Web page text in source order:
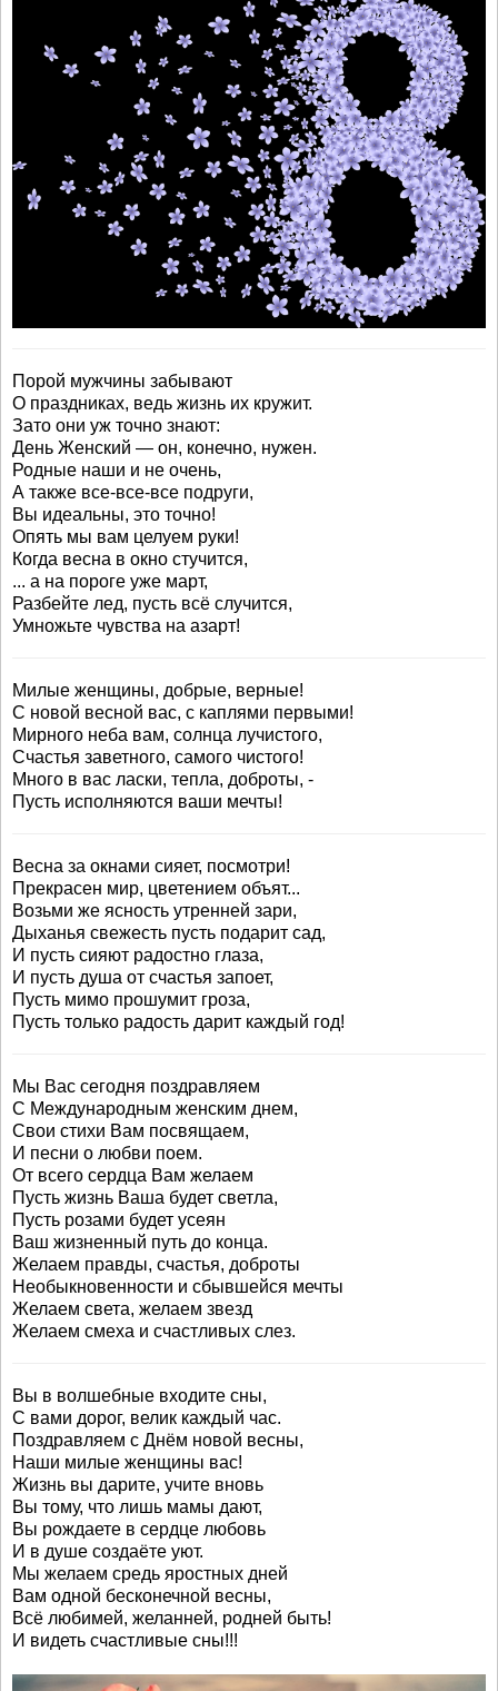
Порой мужчины забывают
О праздниках, ведь жизнь их кружит.
Зато они уж точно знают:
День Женский — он, конечно, нужен.
Родные наши и не очень,
А также все-все-все подруги,
Вы идеальны, это точно!
Опять мы вам целуем руки!
Когда весна в окно стучится,
... а на пороге уже март,
Разбейте лед, пусть всё случится,
Умножьте чувства на азарт!
Милые женщины, добрые, верные!
С новой весной вас, с каплями первыми!
Мирного неба вам, солнца лучистого,
Счастья заветного, самого чистого!
Много в вас ласки, тепла, доброты, -
Пусть исполняются ваши мечты!
Весна за окнами сияет, посмотри!
Прекрасен мир, цветением объят...
Возьми же ясность утренней зари,
Дыханья свежесть пусть подарит сад,
И пусть сияют радостно глаза,
И пусть душа от счастья запоет,
Пусть мимо прошумит гроза,
Пусть только радость дарит каждый год!
Мы Вас сегодня поздравляем
С Международным женским днем,
Свои стихи Вам посвящаем,
И песни о любви поем.
От всего сердца Вам желаем
Пусть жизнь Ваша будет светла,
Пусть розами будет усеян
Ваш жизненный путь до конца.
Желаем правды, счастья, доброты
Необыкновенности и сбывшейся мечты
Желаем света, желаем звезд
Желаем смеха и счастливых слез.
Вы в волшебные входите сны,
С вами дорог, велик каждый час.
Поздравляем с Днём новой весны,
Наши милые женщины вас!
Жизнь вы дарите, учите вновь
Вы тому, что лишь мамы дают,
Вы рождаете в сердце любовь
И в душе создаёте уют.
Мы желаем средь яростных дней
Вам одной бесконечной весны,
Всё любимей, желанней, родней быть!
И видеть счастливые сны!!!